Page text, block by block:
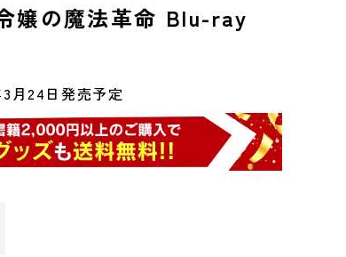
嬢の魔法革命 Blu-ray
月24日発売予定